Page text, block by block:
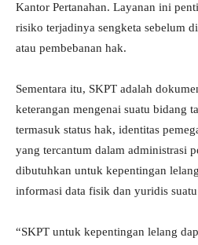
Kantor Pertanahan. Layanan ini
risiko terjadinya sengketa sebelum
atau pembebanan hak.
Sementara itu, SKPT adalah
keterangan mengenai suatu bidang
termasuk status hak, identitas
yang tercantum dalam administrasi
dibutuhkan untuk kepentingan
informasi data fisik dan yuridis
“SKPT untuk kepentingan lelang